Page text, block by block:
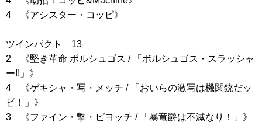
4
《アシスター・コッピ》
ツインパクト 13
2
《堅き革命 ボルシュゴス / 「ボルシュゴス・スラッシャ
ー!!」》
4
《ゲキシャ・写・メッチ / 「おいらの激写は機関銃だッ
ピ！」》
3
《ファイン・撃・ピヨッチ / 「暴竜爵は不滅なり！」》